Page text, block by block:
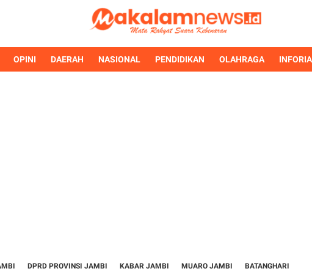
OPINI DAERAH NASIONAL PENDIDIKAN OLAHRAGA
DPRD PROVINSI JAMBI KABAR JAMBI MUARO JAMBI BATANGHARI